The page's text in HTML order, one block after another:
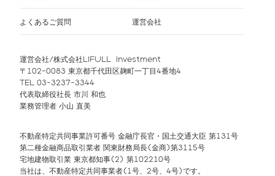
よくあるご質問 運営会社
運営会社/株式会社LIFULL Investment
〒102-0083 東京都千代田区麹町一丁目4番地4
TEL 03-3237-3344
代表取締役社長 市川 和也
業務管理者 小山 直美
不動産特定共同事業許可番号 金融庁長官・国土交通大臣 第131号
第二種金融商品取引業者 関東財務局長(金商)第3115号
宅地建物取引業 東京都知事(2) 第102210号
当社は、不動産特定共同事業者(1号、2号、4号)です。